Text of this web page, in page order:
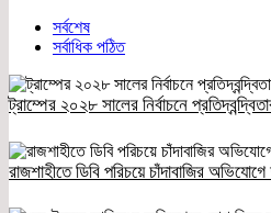
সর্বশেষ
সর্বাধিক পঠিত
ট্রাম্পের ২০২৮ সালের নির্বাচনে
রাজশাহীতে ডিবি পরিচয়ে চাঁদাবাজির